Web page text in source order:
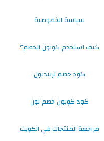
سياسة الخصوصية
كيف استخدم كوبون الخصم؟
كود خصم ترينديول
كود كوبون خصم نون
مراجعة المنتجات في الكويت